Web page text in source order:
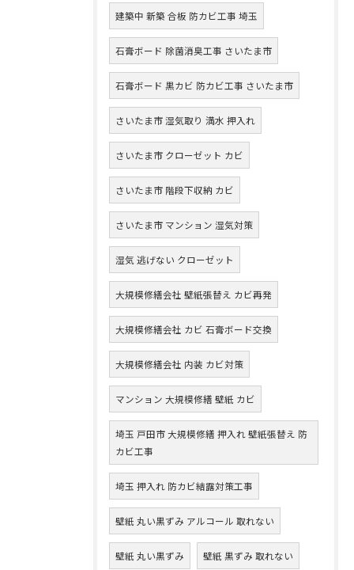
建築中 新築 合板 防カビ工事 埼玉
石膏ボード 除菌消臭工事 さいたま市
石膏ボード 黒カビ 防カビ工事 さいたま市
さいたま市 湿気取り 満水 押入れ
さいたま市 クローゼット カビ
さいたま市 階段下収納 カビ
さいたま市 マンション 湿気対策
湿気 逃げない クローゼット
大規模修繕会社 壁紙張替え カビ再発
大規模修繕会社 カビ 石膏ボード交換
大規模修繕会社 内装 カビ対策
マンション 大規模修繕 壁紙 カビ
埼玉 戸田市 大規模修繕 押入れ 壁紙張替え 防
カビ工事
埼玉 押入れ 防カビ結露対策工事
壁紙 丸い黒ずみ アルコール 取れない
壁紙 丸い黒ずみ 壁紙 黒ずみ 取れない